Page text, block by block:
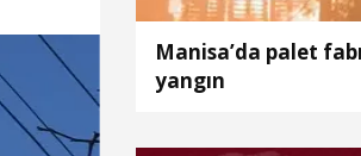
Manisa’da palet
yangın